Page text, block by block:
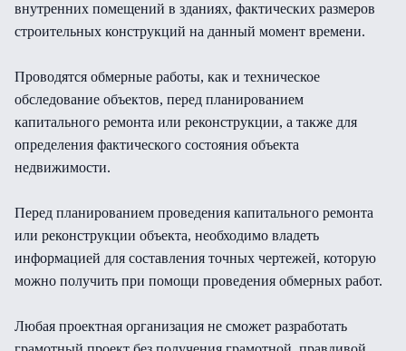
внутренних помещений в зданиях, фактических размеров
строительных конструкций на данный момент времени.
Проводятся обмерные работы, как и техническое
обследование объектов, перед планированием
капитального ремонта или реконструкции, а также для
определения фактического состояния объекта
недвижимости.
Перед планированием проведения капитального ремонта
или реконструкции объекта, необходимо владеть
информацией для составления точных чертежей, которую
можно получить при помощи проведения обмерных работ.
Любая проектная организация не сможет разработать